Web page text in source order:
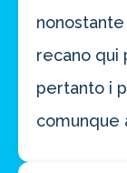
recano qui
pertanto i
comunque